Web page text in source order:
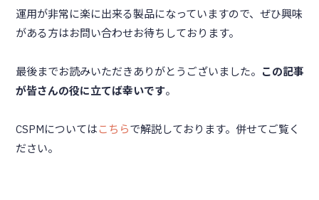
運用が非常に楽に出来る製品になっていますので、ぜひ興味
がある方はお問い合わせお待ちしております。
最後までお読みいただきありがとうございました。 この記事
が皆さんの役に立てば幸いです。
CSPMについては こちらで解説しております。併せてご覧く
ださい。